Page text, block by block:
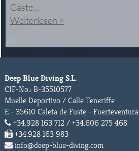
Gäste...
Weiterlesen >
Deep Blue Diving S.L.
CIF-No.: B-35510577
Muelle Deportivo / Calle Teneriffe
E - 35610 Caleta de Fuste - Fuerteventura
+34.928 163 712 / +34.606 275 468
+34.928 163 983
info@deep-blue-diving.com